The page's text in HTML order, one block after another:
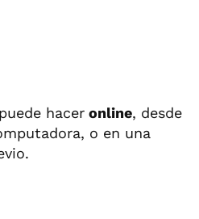
hacer online, desde
o en una